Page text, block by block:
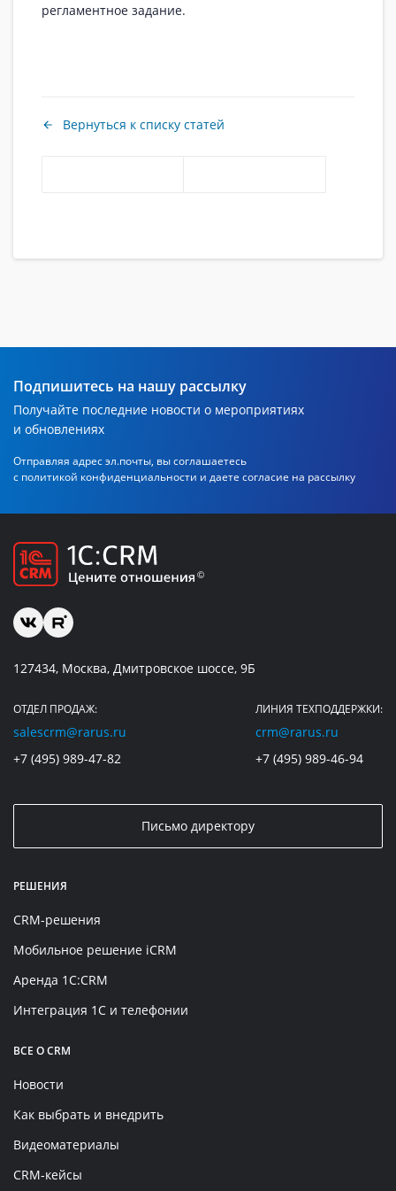
регламентное задание.
Вернуться к списку статей
Подпишитесь на нашу рассылку
Получайте последние новости о мероприятиях
и обновлениях
Отправляя адрес эл.почты, вы соглашаетесь
с политикой конфиденциальности и даете согласие на рассылку
127434, Москва, Дмитровское шоссе, 9Б
ОТДЕЛ ПРОДАЖ:
salescrm@rarus.ru
+7 (495) 989-47-82
ЛИНИЯ ТЕХПОДДЕРЖКИ:
crm@rarus.ru
+7 (495) 989-46-94
Письмо директору
РЕШЕНИЯ
CRM-решения
Мобильное решение iCRM
Аренда 1C:CRM
Интеграция 1С и телефонии
ВСЕ О CRM
Новости
Как выбрать и внедрить
Видеоматериалы
CRM-кейсы